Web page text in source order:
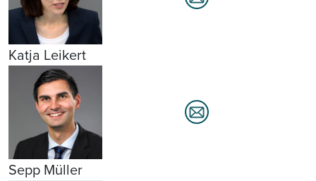
Katja Leikert
Sepp Müller